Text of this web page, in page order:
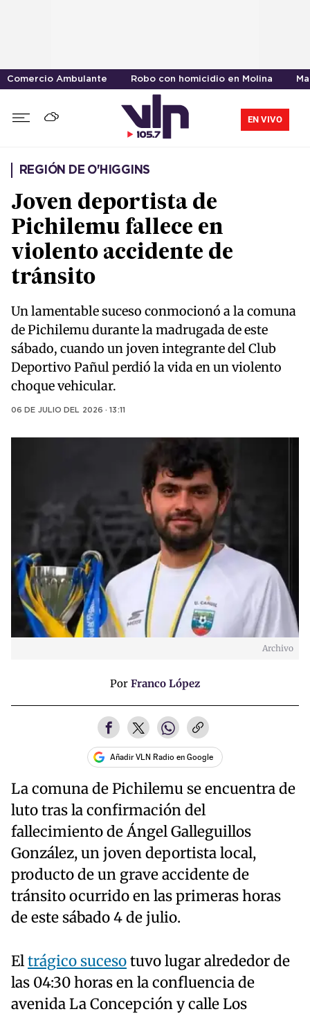
Comercio Ambulante Robo con homicidio en Molina
EN VIVO
REGIÓN DE O'HIGGINS
Joven deportista de
Pichilemu fallece en
violento accidente de
tránsito
Un lamentable suceso conmocionó a la comuna
de Pichilemu durante la madrugada de este
sábado, cuando un joven integrante del Club
Deportivo Pañul perdió la vida en un violento
choque vehicular.
06 DE JULIO DEL 2026 · 13:11
Archivo
Por Franco López
Añadir VLN Radio en Google
La comuna de Pichilemu se encuentra de
luto tras la confirmación del
fallecimiento de Ángel Galleguillos
González, un joven deportista local,
producto de un grave accidente de
tránsito ocurrido en las primeras horas
de este sábado 4 de julio.
Eltrágico sucesotuvo lugar alrededor de
las 04:30 horas en la confluencia de
avenida La Concepción y calle Los